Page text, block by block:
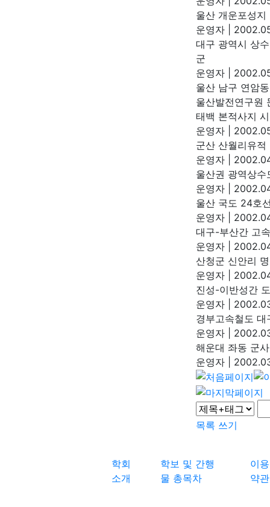
울산 개운포성
운영자
대구 광역시 상
군
운영자
울산 남구 연암
울산발전연구원
태백 본적사지
운영자
군산 산월리유적
운영자
울산권 광역상
운영자
울산 국도 24호
운영자
대구-부산간 고
운영자
산청군 신안리
운영자
진성-이반성간
운영자
경부고속철도
운영자
해운대 좌동 군
운영자
목록 쓰기
학회
소개
학보 및 간행
물 총목차
이용
약관